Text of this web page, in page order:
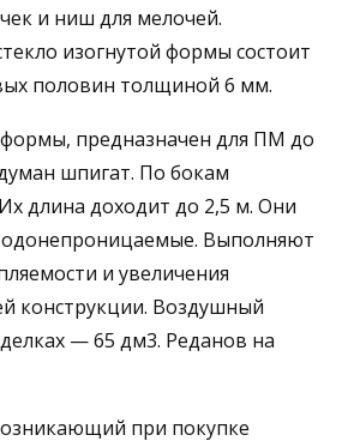
и ниш для мелочей.
изогнутой формы состоит
половин толщиной 6 мм.
предназначен для ПМ до
шпигат. По бокам
длина доходит до 2,5 м. Они
Выполняют
и увеличения
конструкции. Воздушный
— 65 дм3. Реданов на
при покупке